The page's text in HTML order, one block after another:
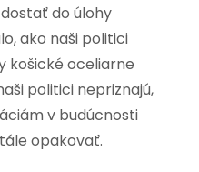
do úlohy
ako naši politici
košické oceliarne
politici nepriznajú,
v budúcnosti
opakovať.